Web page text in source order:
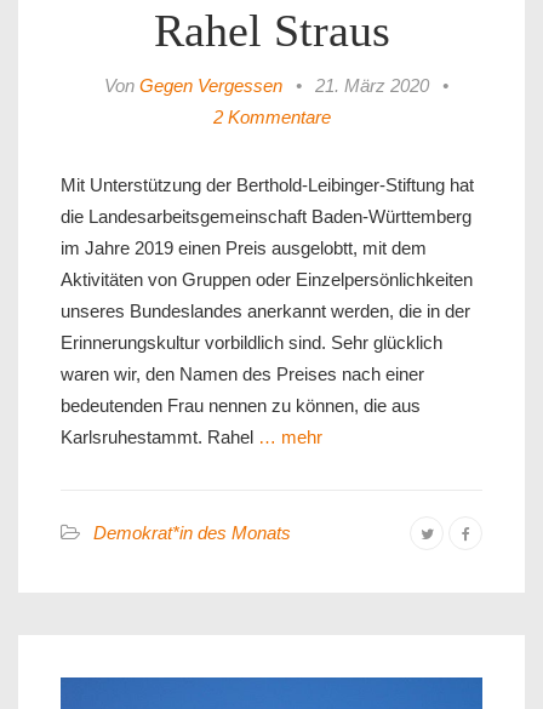
Rahel Straus
Von Gegen Vergessen • 21. März 2020
•
2 Kommentare
Mit Unterstützung der Berthold-Leibinger-Stiftung hat
die Landesarbeitsgemeinschaft Baden-Württemberg
im Jahre 2019 einen Preis ausgelobtt, mit dem
Aktivitäten von Gruppen oder Einzelpersönlichkeiten
unseres Bundeslandes anerkannt werden, die in der
Erinnerungskultur vorbildlich sind. Sehr glücklich
waren wir, den Namen des Preises nach einer
bedeutenden Frau nennen zu können, die aus
Karlsruhestammt. Rahel … mehr
Demokrat*in des Monats